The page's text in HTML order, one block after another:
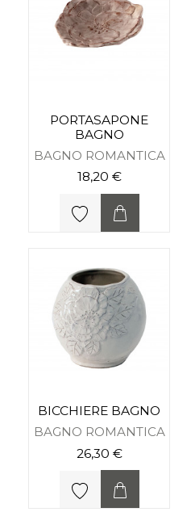
PORTASAPONE
BAGNO
BAGNO ROMANTICA
18,20 €
BICCHIERE BAGNO
BAGNO ROMANTICA
26,30 €